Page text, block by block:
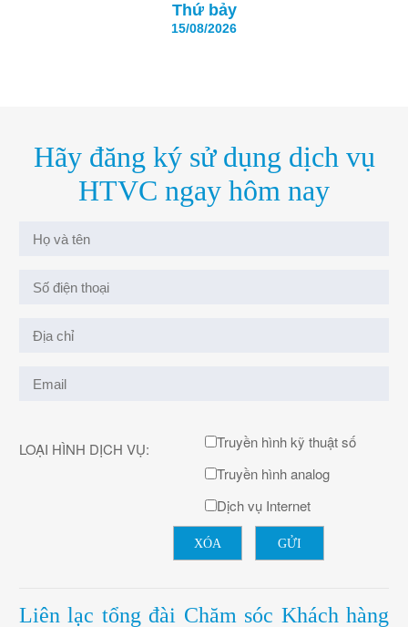
Thứ bảy
15/08/2026
Hãy đăng ký sử dụng dịch vụ
HTVC ngay hôm nay
LOẠI HÌNH DỊCH VỤ:
Truyền hình kỹ thuật số
Truyền hình analog
Dịch vụ Internet
XÓA GỬI
Liên lạc tổng đài Chăm sóc Khách hàng